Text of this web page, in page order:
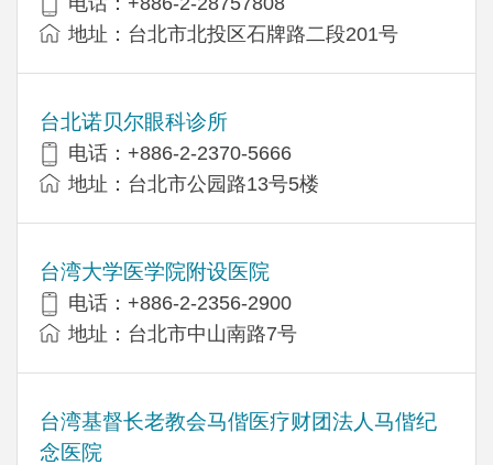
地址：台北市北投区石牌路二段201号
台北诺贝尔眼科诊所
电话：+886-2-2370-5666
地址：台北市公园路13号5楼
台湾大学医学院附设医院
电话：+886-2-2356-2900
地址：台北市中山南路7号
台湾基督长老教会马偕医疗财团法人马偕纪
念医院